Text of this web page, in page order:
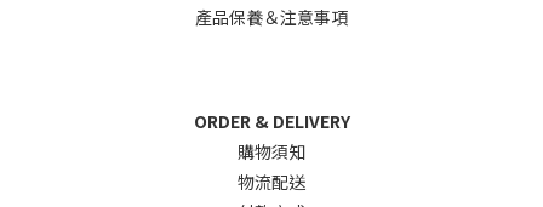
產品保養＆注意事項
ORDER & DELIVERY
購物須知
物流配送